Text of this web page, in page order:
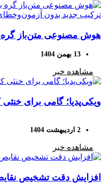
هوش مصنوعی متن‌باز
13 بهمن 1404
مشاهده خبر
ویکی‌پدیا؛ گامی برای
2 اردیبهشت 1404
مشاهده خبر
افزایش دقت تشخیص